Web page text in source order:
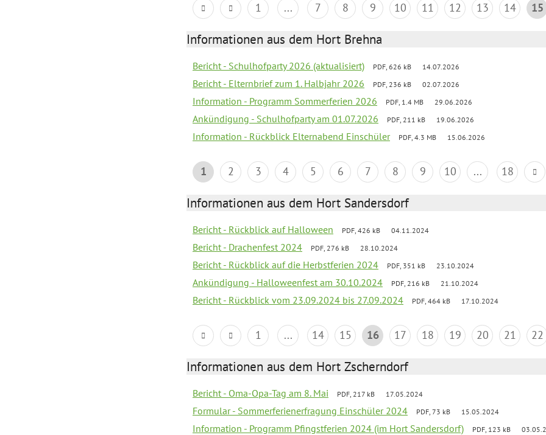
1 ... 7 8 9 10 11 12 13 14 15
Informationen aus dem Hort Brehna
Bericht - Schulhofparty 2026 (aktualisiert) PDF, 626 kB 14.07.2026
Bericht - Elternbrief zum 1. Halbjahr 2026 PDF, 236 kB 02.07.2026
Information - Programm Sommerferien 2026 PDF, 1.4 MB 29.06.2026
Ankündigung - Schulhofparty am 01.07.2026 PDF, 211 kB 19.06.2026
Information - Rückblick Elternabend Einschüler PDF, 4.3 MB 15.06.2026
1 2 3 4 5 6 7 8 9 10 ... 18
Informationen aus dem Hort Sandersdorf
Bericht - Rückblick auf Halloween PDF, 426 kB 04.11.2024
Bericht - Drachenfest 2024 PDF, 276 kB 28.10.2024
Bericht - Rückblick auf die Herbstferien 2024 PDF, 351 kB 23.10.2024
Ankündigung - Halloweenfest am 30.10.2024 PDF, 216 kB 21.10.2024
Bericht - Rückblick vom 23.09.2024 bis 27.09.2024 PDF, 464 kB 17.10.2024
1 ... 14 15 16 17 18 19 20 21 22
Informationen aus dem Hort Zscherndorf
Bericht - Oma-Opa-Tag am 8. Mai PDF, 217 kB 17.05.2024
Formular - Sommerferienerfragung Einschüler 2024 PDF, 73 kB 15.05.2024
Information - Programm Pfingstferien 2024 (im Hort Sandersdorf) PDF, 123 kB